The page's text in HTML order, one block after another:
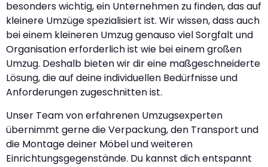
besonders wichtig, ein Unternehmen zu finden, das auf
kleinere Umzüge spezialisiert ist. Wir wissen, dass auch
bei einem kleineren Umzug genauso viel Sorgfalt und
Organisation erforderlich ist wie bei einem großen
Umzug. Deshalb bieten wir dir eine maßgeschneiderte
Lösung, die auf deine individuellen Bedürfnisse und
Anforderungen zugeschnitten ist.
Unser Team von erfahrenen Umzugsexperten
übernimmt gerne die Verpackung, den Transport und
die Montage deiner Möbel und weiteren
Einrichtungsgegenstände. Du kannst dich entspannt